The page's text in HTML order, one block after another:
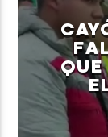
Neiva Estereo